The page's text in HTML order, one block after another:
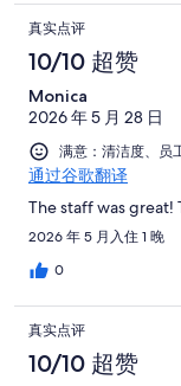
真实点评
10/10 超赞
Monica
2026 年 5 月 28 日
满意：清洁度、员
通过谷歌翻译
The staff was great!
2026 年 5 月入住 1 晚
0
真实点评
10/10 超赞